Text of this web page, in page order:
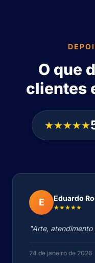
O que
clientes
★★★★★
E Eduardo
★★★★★
"Arte,
24 de janeiro de 2026